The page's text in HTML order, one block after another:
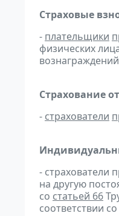
Страховые
- плательщики
физических
Страхование
- страхователи
- страхователи
на другую
со статьей 66
соответствии со